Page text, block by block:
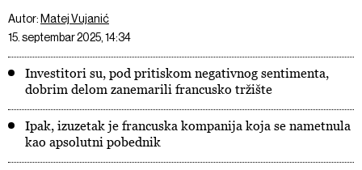
Autor: Matej Vujanić
15. septembar 2025, 14:34
Investitori su, pod pritiskom negativnog sentimenta,
dobrim delom zanemarili francusko tržište
Ipak, izuzetak je francuska kompanija koja se nametnula
kao apsolutni pobednik